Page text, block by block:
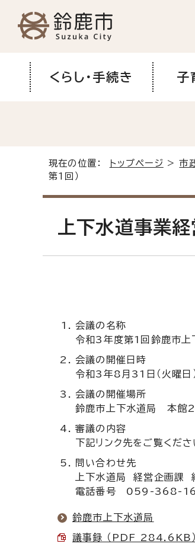
くらし・手続き 子
現在の位置： トップページ >市
第1回）
上下水道事業
会議の名称
令和3年度第1回鈴鹿市上
会議の開催日時
令和3年8月31日（火曜
会議の開催場所
鈴鹿市上下水道局 本館
審議の内容
下記リンク先をご覧くださ
問い合わせ先
上下水道局 経営企画課
電話番号 059-368-
鈴鹿市上下水道局
議事録 （PDF 284.6KB）